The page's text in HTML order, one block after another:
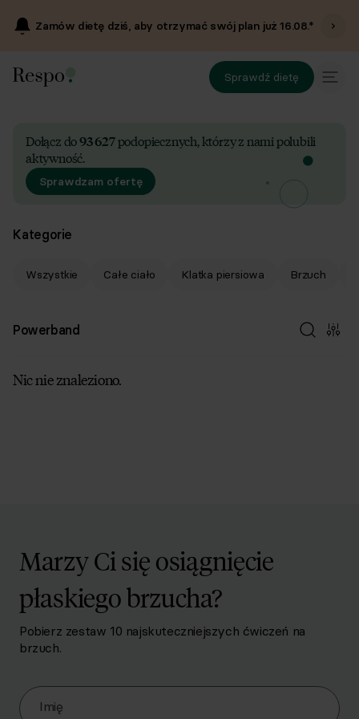
Zamów dietę dziś, aby otrzymać swój plan już16.08.*
Sprawdź dietę
Dołącz do93 627podopiecznych, którzy z nami polubili
aktywność.
Sprawdzam ofertę
Kategorie
Wszystkie Całe ciało Klatka piersiowa Brzuch
Powerband
Nic nie znaleziono.
Marzy Ci się osiągnięcie
płaskiego brzucha?
Pobierz zestaw 10 najskuteczniejszych ćwiczeń na
brzuch.
Zapisz się do Newslettera
Imię